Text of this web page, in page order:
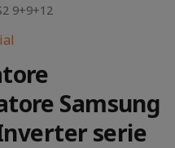
9+9+12
Samsung
serie